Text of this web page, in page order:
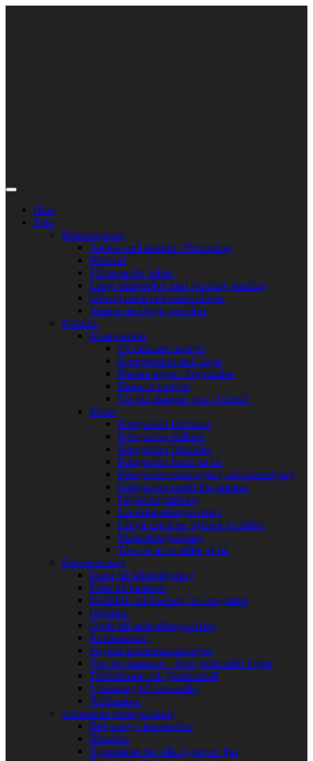
Hem
Foto
Bildredigering
Arbeta med masker i Photoshop
Bildspel
Filformat för bilder
Långt skärpedjup med focusing stacking
Oskarp mask och smart skärpa
Skärpa med high-passfilter
Fototips
Komposition
Gå närmare motivet
Komposition med linjer
Placera något i förgrunden
Rama in motivet
Var ska skärpan vara i bilden?
Motiv
Fotografera blommor
Fotografera delfiner
Fotografera friluftsliv
Fotografera hund på tur
Fotografera soluppgång och solnedgång
Fotografera under blå timmen
Fågelfotografering
Landskapsfotografering
Långa streck av stjärnor på bilder
Makrofotografering
Tips för att ta selfie på tur
Fotoutrustning
Dator till bildredigering
Filter till kameror
Hårddisk och backup för fotografen
Objektiv
Optik till makrofotografering
Kamerastativ
Skydda kamerautrustningen
Tips om kameror – Stor guide inför köpet
Trådutlösare och fjärrkontroll
Utrustning till fotostudio
Åtelkamera
Grunderna i fotografering
Belysning i fotostudion
Bländare
Egenskaper för olika typer av ljus